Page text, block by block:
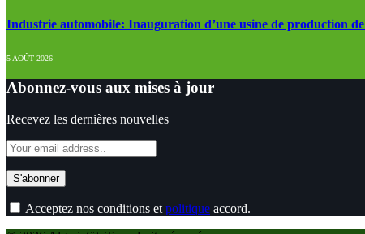
Industrie automobile: Inauguration d’une usine de production
5 AOÛT 2026
Abonnez-vous aux mises à jour
Recevez les dernières nouvelles
Acceptez nos conditions et politique accord.